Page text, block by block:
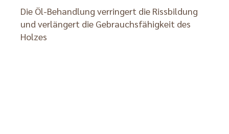
Die Öl-Behandlung verringert die Rissbildung
und verlängert die Gebrauchsfähigkeit des
Holzes